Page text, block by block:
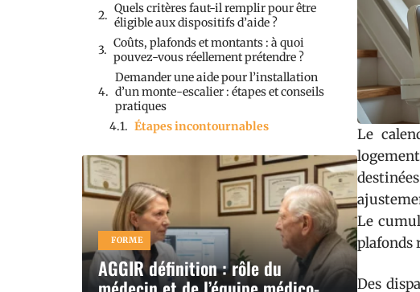
Quels critères faut-il remplir pour être
éligible aux dispositifs d’aide ?
Coûts, plafonds et montants : à quoi
pouvez-vous réellement prétendre ?
Demander une aide pour l’installation
d’un monte-escalier : étapes et conseils
pratiques
Étapes incontournables
FORME
AGGIR définition : rôle du
Le
Le
plafonds
Des